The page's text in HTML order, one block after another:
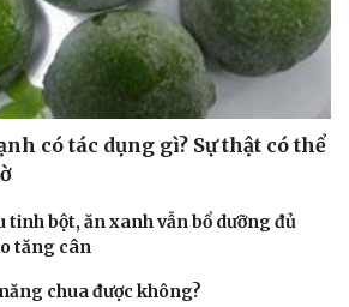
có tác dụng gì? Sự thật có thể
tinh bột, ăn xanh vẫn bổ dưỡng đủ
tăng cân
chua được không?